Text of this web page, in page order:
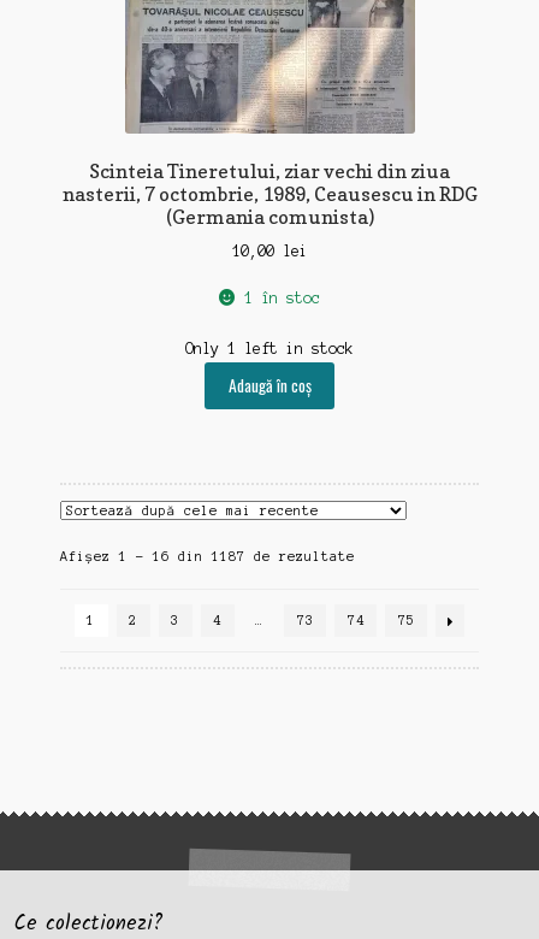
Scinteia Tineretului, ziar vechi din ziua
nasterii, 7 octombrie, 1989, Ceausescu in RDG
(Germania comunista)
10,00 lei
1 în stoc
Only 1 left in stock
Adaugă în coș
Afișez 1 - 16 din 1187 de rezultateSortat
mai
1 2 3 4 73 74 75
Ce colectionezi?